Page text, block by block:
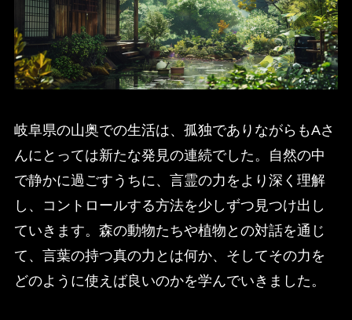
岐阜県の山奥での生活は、孤独でありながらもAさ
んにとっては新たな発見の連続でした。自然の中
で静かに過ごすうちに、言霊の力をより深く理解
し、コントロールする方法を少しずつ見つけ出し
ていきます。森の動物たちや植物との対話を通じ
て、言葉の持つ真の力とは何か、そしてその力を
どのように使えば良いのかを学んでいきました。